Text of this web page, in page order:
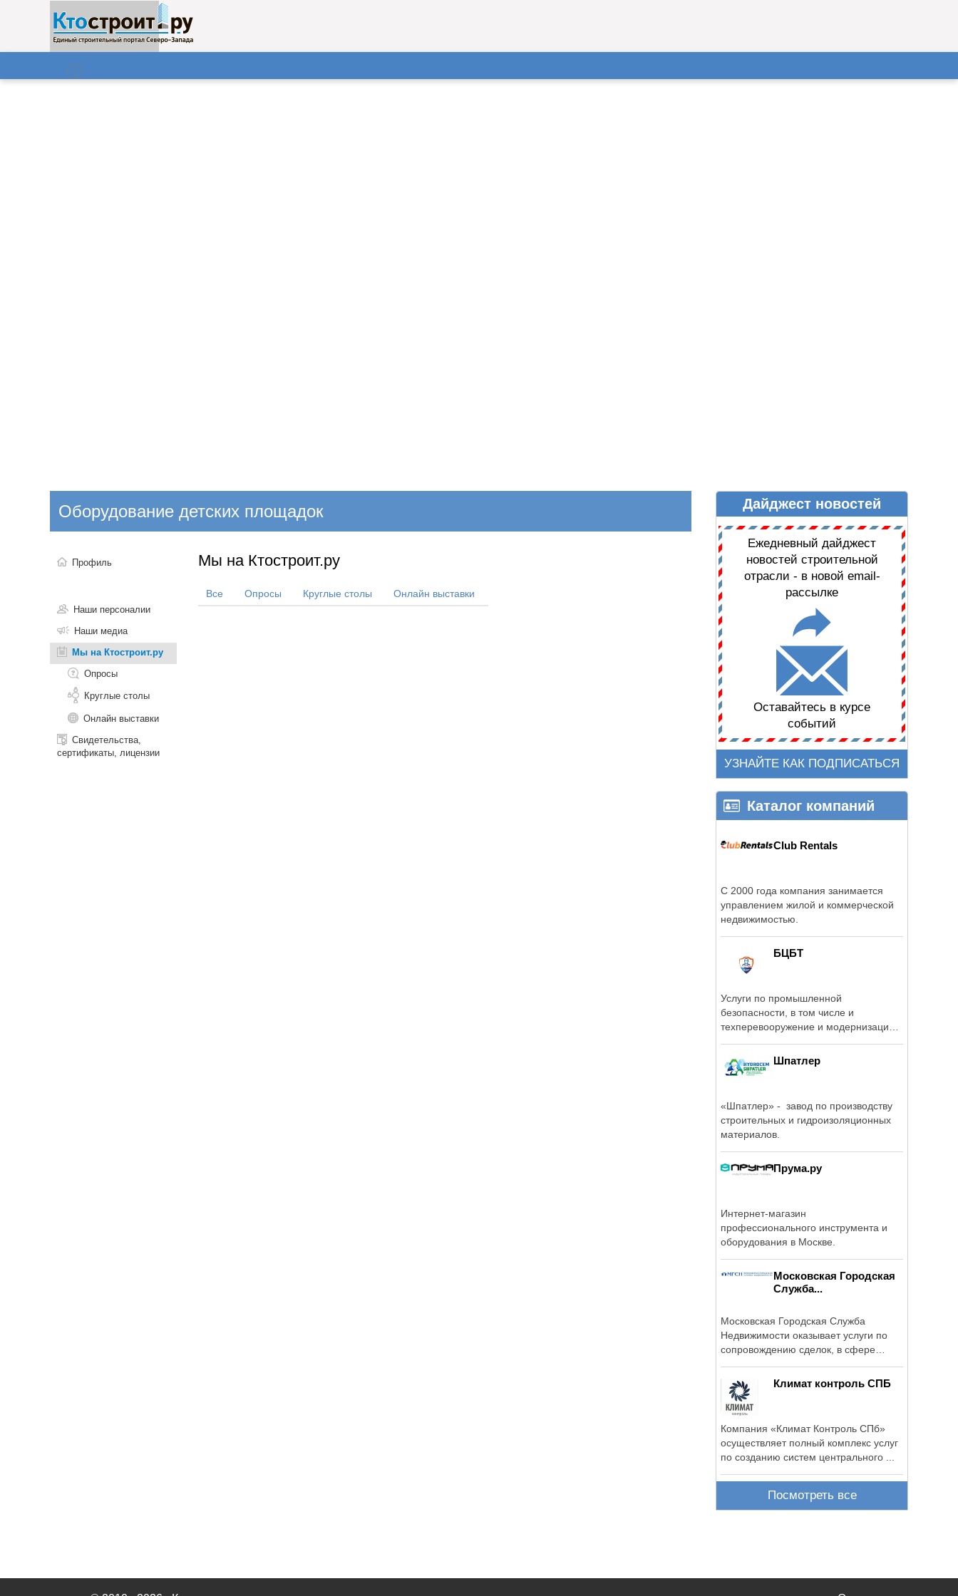
Поиск
НОВОСТИ ДАЙДЖЕСТ НОВОСТЕЙ
Оборудование детских площадок
Профиль
Наши персоналии
Наши медиа
Мы на Ктостроит.ру
Опросы
Круглые столы
Онлайн выставки
Свидетельства,
сертификаты, лицензии
Мы на Ктостроит.ру
Все Опросы Круглые столы Онлайн выставки
Дайджест новостей
Ежедневный дайджест
новостей строительной
отрасли - в новой email-
рассылке
Оставайтесь в курсе
событий
УЗНАЙТЕ КАК ПОДПИСАТЬСЯ
Каталог компаний
Club Rentals
C 2000 года компания занимается
управлением жилой и коммерческой
недвижимостью.
БЦБТ
Услуги по промышленной
безопасности, в том числе и
техперевооружение и модернизации
Шпатлер
«Шпатлер» - завод по производству
строительных и гидроизоляционных
материалов.
Прума.ру
Интернет-магазин
профессионального инструмента и
оборудования в Москве.
Московская Городская
Служба...
Московская Городская Служба
Недвижимости оказывает услуги по
сопровождению сделок, в сфере
Климат контроль СПБ
Компания «Климат Контроль СПб»
осуществляет полный комплекс услуг
по созданию систем центрального ...
Посмотреть все